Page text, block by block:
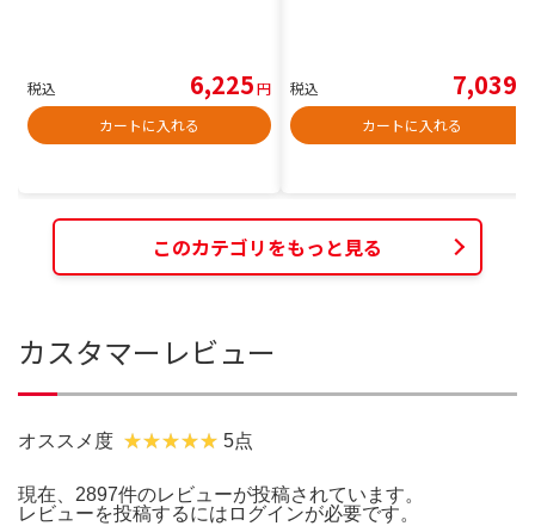
税込 6,225円
カートに入れる
税込 7,039
カートに入れる
このカテゴリをもっと見る
カスタマーレビュー
オススメ度 5点
現在、2897件のレビューが投稿されています。
レビューを投稿するには ログインが必要です。